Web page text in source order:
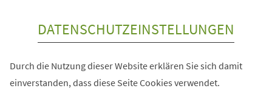
DATENSCHUTZEINSTELLUNGEN
Durch die Nutzung dieser Website erklären Sie sich damit
einverstanden, dass diese Seite Cookies verwendet.